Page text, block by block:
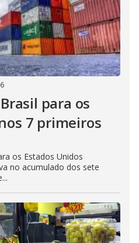
para os
7 primeiros
os Estados Unidos
no acumulado dos sete